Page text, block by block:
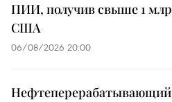
ПИИ, получив свыше 1
США
06/08/2026 20:00
Нефтеперерабатывающий